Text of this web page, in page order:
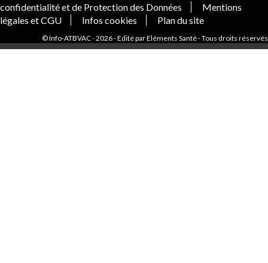
confidentialité et de Protection des Données
Mentions
légales et CGU
Infos cookies Plan du site
© Info-ATBVAC - 2026 - Edité par Eléments Santé - Tous droits réservés